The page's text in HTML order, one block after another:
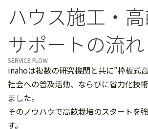
ハウス施工・
サポートの流れ
SERVICE FLOW
inahoは複数の研究機関と共に”枠板式
社会への普及活動、ならびに省力化技
ました。
そのノウハウで高畝栽培のスタートを
す。